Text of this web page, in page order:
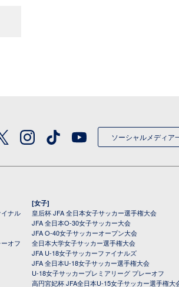
ソーシャルメディア
ナル
オフ
[女子]
皇后杯 JFA 全日本女子サッカー選手権大会
JFA 全日本O-30女子サッカー大会
JFA O-40女子サッカーオープン大会
全日本大学女子サッカー選手権大会
JFA U-18女子サッカーファイナルズ
JFA 全日本U-18女子サッカー選手権大会
U-18女子サッカープレミアリーグ プレーオフ
高円宮妃杯 JFA全日本U-15女子サッカー選手権大